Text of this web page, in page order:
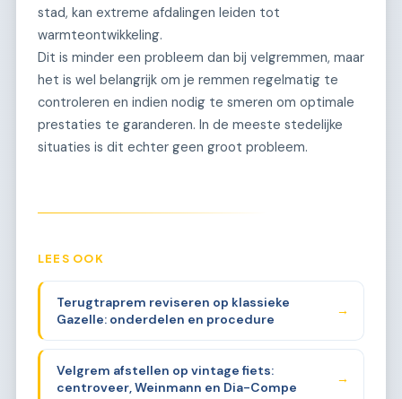
stad, kan extreme afdalingen leiden tot
warmteontwikkeling.
Dit is minder een probleem dan bij velgremmen, maar
het is wel belangrijk om je remmen regelmatig te
controleren en indien nodig te smeren om optimale
prestaties te garanderen. In de meeste stedelijke
situaties is dit echter geen groot probleem.
LEES OOK
Terugtraprem reviseren op klassieke
Gazelle: onderdelen en procedure
→
Velgrem afstellen op vintage fiets:
centroveer, Weinmann en Dia-Compe
→